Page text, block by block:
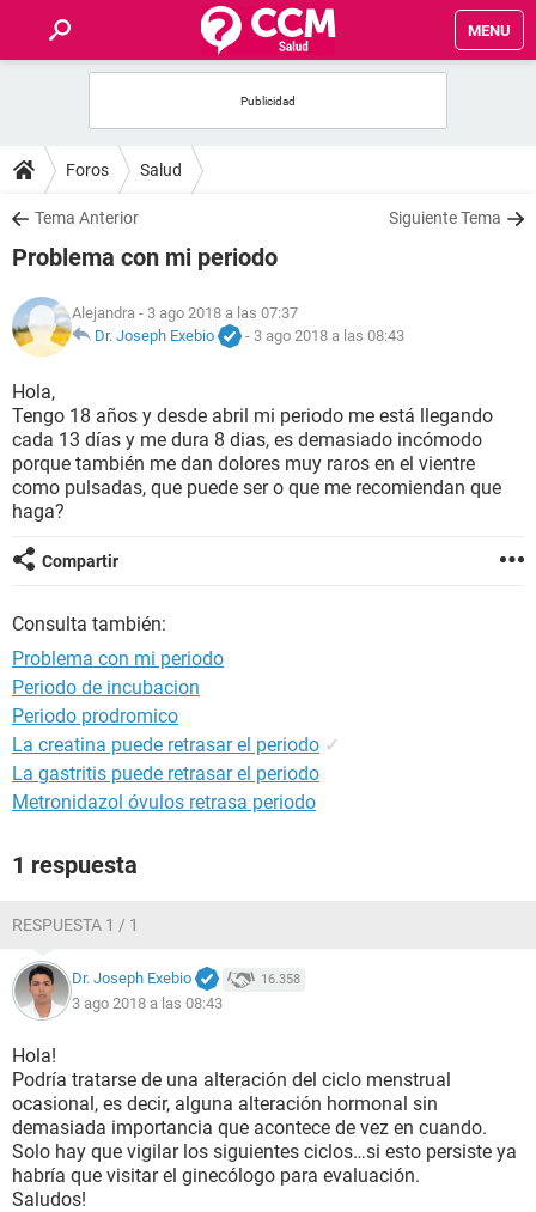
MENU
FOROS
SALUD
NUTRICIÓN
BIENESTAR
SEXUALIDAD
GLOSARIO
Foros Salud
Tema Anterior Siguiente Tema
Problema con mi periodo
Alejandra - 3 ago 2018 a las 07:37
Dr. Joseph Exebio
- 3 ago 2018 a las 08:43
Hola,
Tengo 18 años y desde abril mi periodo me está llegando
cada 13 días y me dura 8 dias, es demasiado incómodo
porque también me dan dolores muy raros en el vientre
como pulsadas, que puede ser o que me recomiendan que
haga?
Compartir
Consulta también:
Problema con mi periodo
Periodo de incubacion
Periodo prodromico
La creatina puede retrasar el periodo ✓
La gastritis puede retrasar el periodo
Metronidazol óvulos retrasa periodo
1 respuesta
RESPUESTA 1 / 1
Dr. Joseph Exebio 16.358
3 ago 2018 a las 08:43
Hola!
Podría tratarse de una alteración del ciclo menstrual
ocasional, es decir, alguna alteración hormonal sin
demasiada importancia que acontece de vez en cuando.
Solo hay que vigilar los siguientes ciclos…si esto persiste ya
habría que visitar el ginecólogo para evaluación.
Saludos!